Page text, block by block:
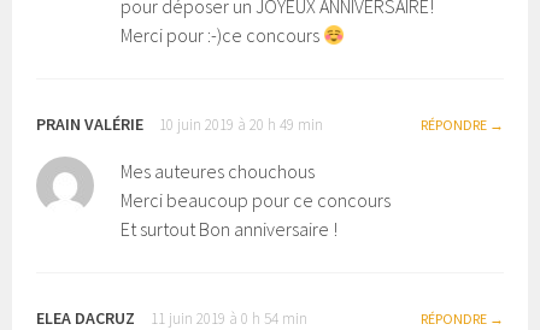
pour déposer un JOYEUX ANNIVERSAIRE!
Merci pour :-)ce concours
PRAIN VALÉRIE 10 juin 2019 à 20 h 49 min RÉPONDRE
Mes auteures chouchous
Merci beaucoup pour ce concours
Et surtout Bon anniversaire !
ELEA DACRUZ 11 juin 2019 à 0 h 54 min RÉPONDRE